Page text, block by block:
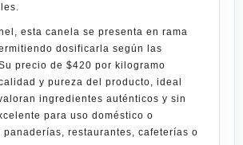
, esta canela se presenta en rama
dosificarla según las
precio de $420 por kilogramo
y pureza del producto, ideal
ingredientes auténticos y sin
para uso doméstico o
panaderías, restaurantes, cafeterías o